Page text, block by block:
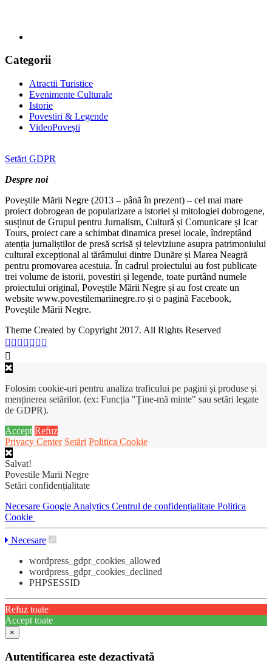
Categorii
Atractii Turistice
Evenimente Culturale
Istorie
Povestiri & Legende
VideoPovești
Setări GDPR
Despre noi
Poveștile Mării Negre (2013 – până în prezent) – cel mai mare
proiect dobrogean de popularizare a istoriei și mitologiei dobrogene,
susținut de Grupul pentru Jurnalism, Cultură și Comunicare și Icar
Tours, proiect care a schimbat dinamica presei locale, îndreptând
atenția jurnaliștilor de presă scrisă și televiziune asupra patrimoniului
cultural excepțional al tărâmului dintre Dunăre și Marea Neagră
pentru promovarea acestuia. În cadrul proiectului au fost publicate
trei volume de istorii, povestiri și legende, toate purtând numele
proiectului original, Poveștile Mării Negre și au fost create un
website www.povestilemariinegre.ro și o pagină Facebook,
Poveștile Mării Negre.
Theme Created by Copyright 2017. All Rights Reserved
Folosim cookie-uri pentru analiza traficului pe pagini și produse și
menținerea setărilor. (ex: Funcția "Ține-mă minte" sau setări legate
de GDPR).
Accept Refuz
Privacy Center Setări Politica Cookie
Salvat!
Povestile Marii Negre
Setări confidențialitate
Necesare Google Analytics Centrul de confidențialitate Politica
Cookie
Necesare
wordpress_gdpr_cookies_allowed
wordpress_gdpr_cookies_declined
PHPSESSID
Refuz toate
Accept toate
×
Autentificarea este dezactivată